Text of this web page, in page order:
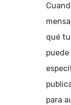
qué
para